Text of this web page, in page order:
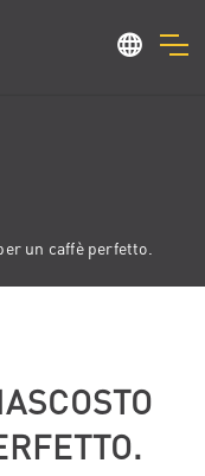
un caffè perfetto.